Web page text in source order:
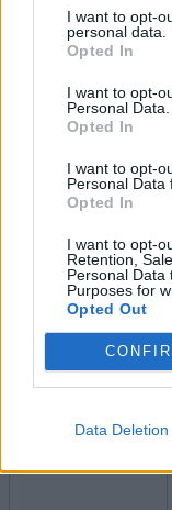
I want to opt-
personal data.
Opted In
I want to opt-
Personal Data.
Opted In
I want to opt-
Personal Data
Opted In
I want to opt-
Retention,
Personal Data
Purposes for
Opted Out
Data Deletion
Czy
słowach-kluc...
Literatura
Odgadniesz,
tytule ks...